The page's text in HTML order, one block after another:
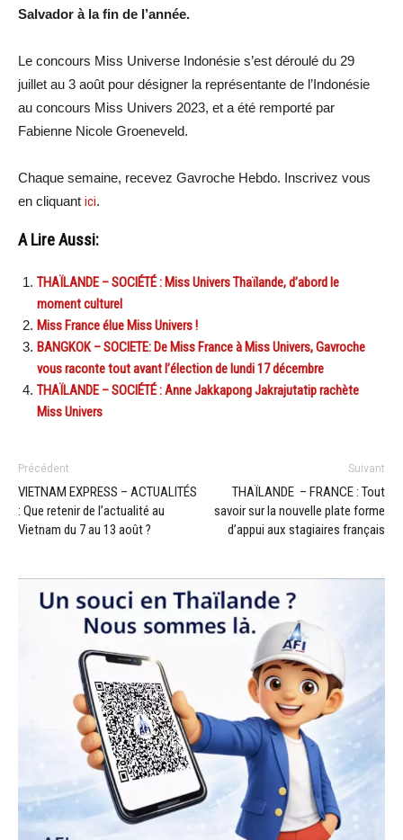
Salvador à la fin de l’année.
Le concours Miss Universe Indonésie s’est déroulé du 29
juillet au 3 août pour désigner la représentante de l’Indonésie
au concours Miss Univers 2023, et a été remporté par
Fabienne Nicole Groeneveld.
Chaque semaine, recevez Gavroche Hebdo. Inscrivez vous
en cliquant ici.
A Lire Aussi:
THAÏLANDE – SOCIÉTÉ : Miss Univers Thaïlande, d’abord le
moment culturel
Miss France élue Miss Univers !
BANGKOK – SOCIETE: De Miss France à Miss Univers, Gavroche
vous raconte tout avant l’élection de lundi 17 décembre
THAÏLANDE – SOCIÉTÉ : Anne Jakkapong Jakrajutatip rachète
Miss Univers
Précédent
VIETNAM EXPRESS – ACTUALITÉS
: Que retenir de l’actualité au
Vietnam du 7 au 13 août ?
Suivant
THAÏLANDE – FRANCE : Tout
savoir sur la nouvelle plate forme
d’appui aux stagiaires français